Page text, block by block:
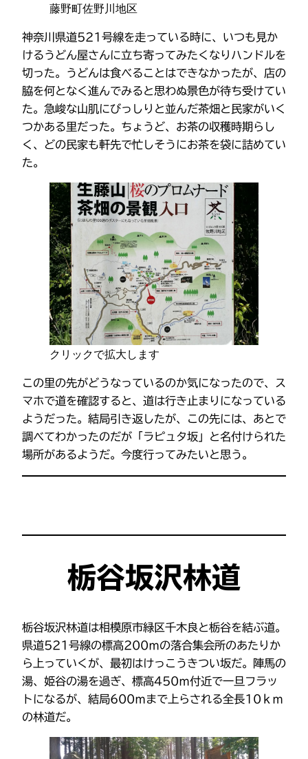
藤野町佐野川地区
神奈川県道521号線を走っている時に、いつも見か
けるうどん屋さんに立ち寄ってみたくなりハンドルを
切った。うどんは食べることはできなかったが、店の
脇を何となく進んでみると思わぬ景色が待ち受けてい
た。急峻な山肌にびっしりと並んだ茶畑と民家がいく
つかある里だった。ちょうど、お茶の収穫時期らし
く、どの民家も軒先で忙しそうにお茶を袋に詰めてい
た。
クリックで拡大します
この里の先がどうなっているのか気になったので、ス
マホで道を確認すると、道は行き止まりになっている
ようだった。結局引き返したが、この先には、あとで
調べてわかったのだが「ラピュタ坂」と名付けられた
場所があるようだ。今度行ってみたいと思う。
栃谷坂沢林道
栃谷坂沢林道は相模原市緑区千木良と栃谷を結ぶ道。
県道521号線の標高200ｍの落合集会所のあたりか
ら上っていくが、最初はけっこうきつい坂だ。陣馬の
湯、姫谷の湯を過ぎ、標高450ｍ付近で一旦フラッ
トになるが、結局600ｍまで上らされる全長10ｋｍ
の林道だ。